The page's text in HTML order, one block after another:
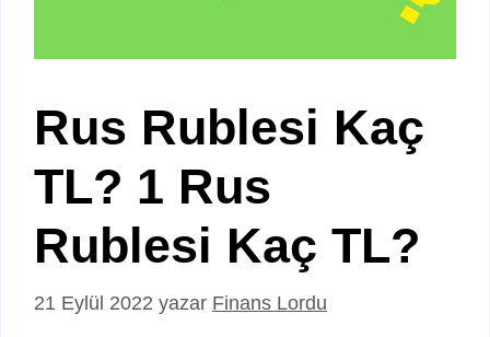
Rus Rublesi Kaç
TL? 1 Rus
Rublesi Kaç TL?
21 Eylül 2022 yazar Finans Lordu